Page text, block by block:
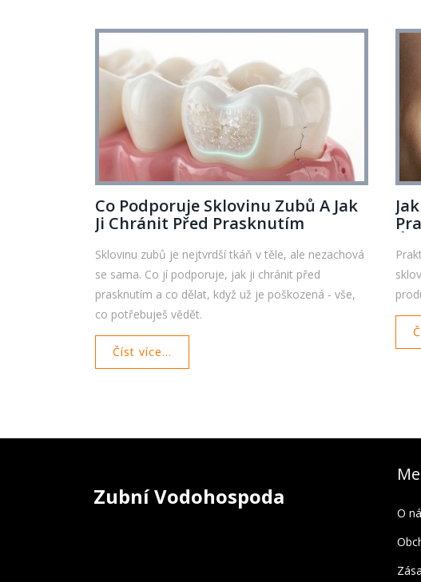
Co Podporuje Sklovinu Zubů A Jak
Ji Chránit Před Prasknutím
Sklovinu zubů je nejtvrdší tkáň v těle, ale nezachová
se sama. Co jí podporuje, jak ji chránit před
prasknutím a co dělat, když už je poškozená - vše,
co potřebuješ vědět.
Číst více...
Zubní Vodohospoda
O